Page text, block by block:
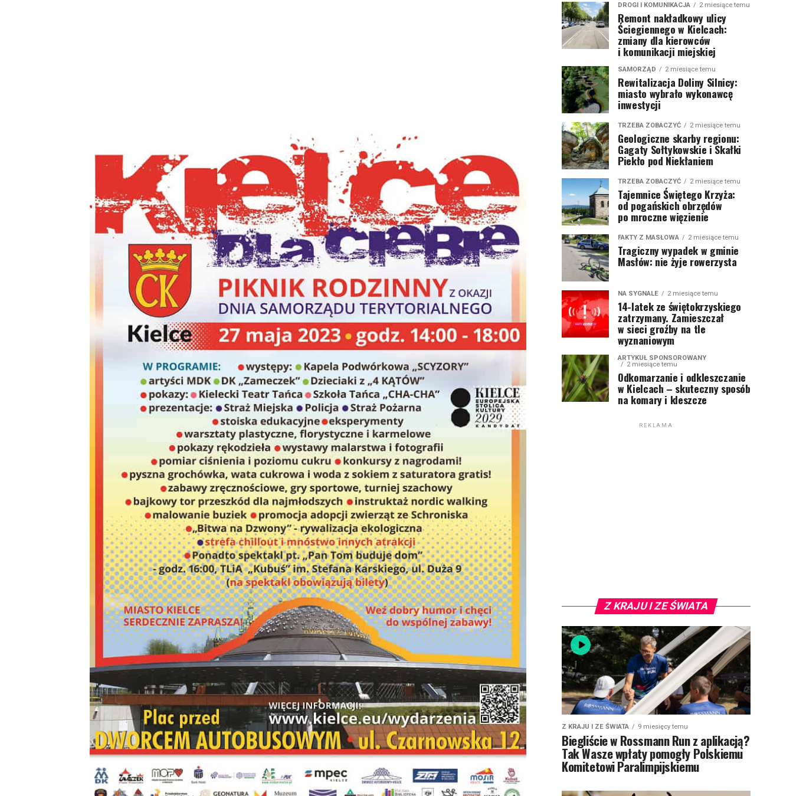
DROGI I KOMUNIKACJA 2 miesiące temu
Remont nakładkowy ulicy
Ściegiennego w Kielcach:
zmiany dla kierowców
i komunikacji miejskiej
SAMORZĄD 2 miesiące temu
Rewitalizacja Doliny Silnicy:
miasto wybrało wykonawcę
inwestycji
TRZEBA ZOBACZYĆ 2 miesiące temu
Geologiczne skarby regionu:
Gagaty Sołtykowskie i Skałki
Piekło pod Niekłaniem
TRZEBA ZOBACZYĆ 2 miesiące temu
Tajemnice Świętego Krzyża:
od pogańskich obrzędów
po mroczne więzienie
FAKTY Z MASŁOWA 2 miesiące temu
Tragiczny wypadek w gminie
Masłów: nie żyje rowerzysta
NA SYGNALE 2 miesiące temu
14-latek ze świętokrzyskiego
zatrzymany. Zamieszczał
w sieci groźby na tle
wyznaniowym
ARTYKUŁ SPONSOROWANY
2 miesiące temu
Odkomarzanie i odkleszczanie
w Kielcach – skuteczny sposób
na komary i kleszcze
REKLAMA
Z KRAJU I ZE ŚWIATA
Z KRAJU I ZE ŚWIATA 9 miesięcy temu
Biegliście w Rossmann Run z aplikacją?
Tak Wasze wpłaty pomogły Polskiemu
Komitetowi Paralimpijskiemu